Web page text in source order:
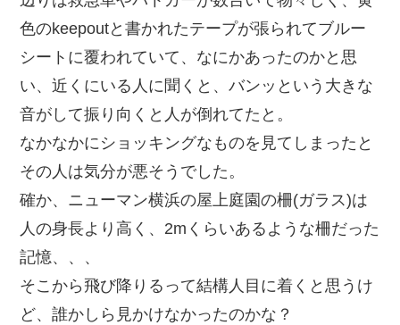
色のkeepoutと書かれたテープが張られてブルー
シートに覆われていて、なにかあったのかと思
い、近くにいる人に聞くと、バンッという大きな
音がして振り向くと人が倒れてたと。
なかなかにショッキングなものを見てしまったと
その人は気分が悪そうでした。
確か、ニューマン横浜の屋上庭園の柵(ガラス)は
人の身長より高く、2mくらいあるような柵だった
記憶、、、
そこから飛び降りるって結構人目に着くと思うけ
ど、誰かしら見かけなかったのかな？